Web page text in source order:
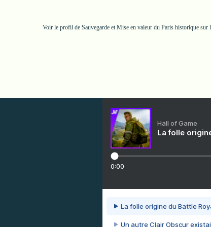
Voir le profil de Sauvegarde et Mise en valeur du Paris historique sur
Hall of Game
La folle
0:00
La folle origine du Battle
Un autre Clair Obscur